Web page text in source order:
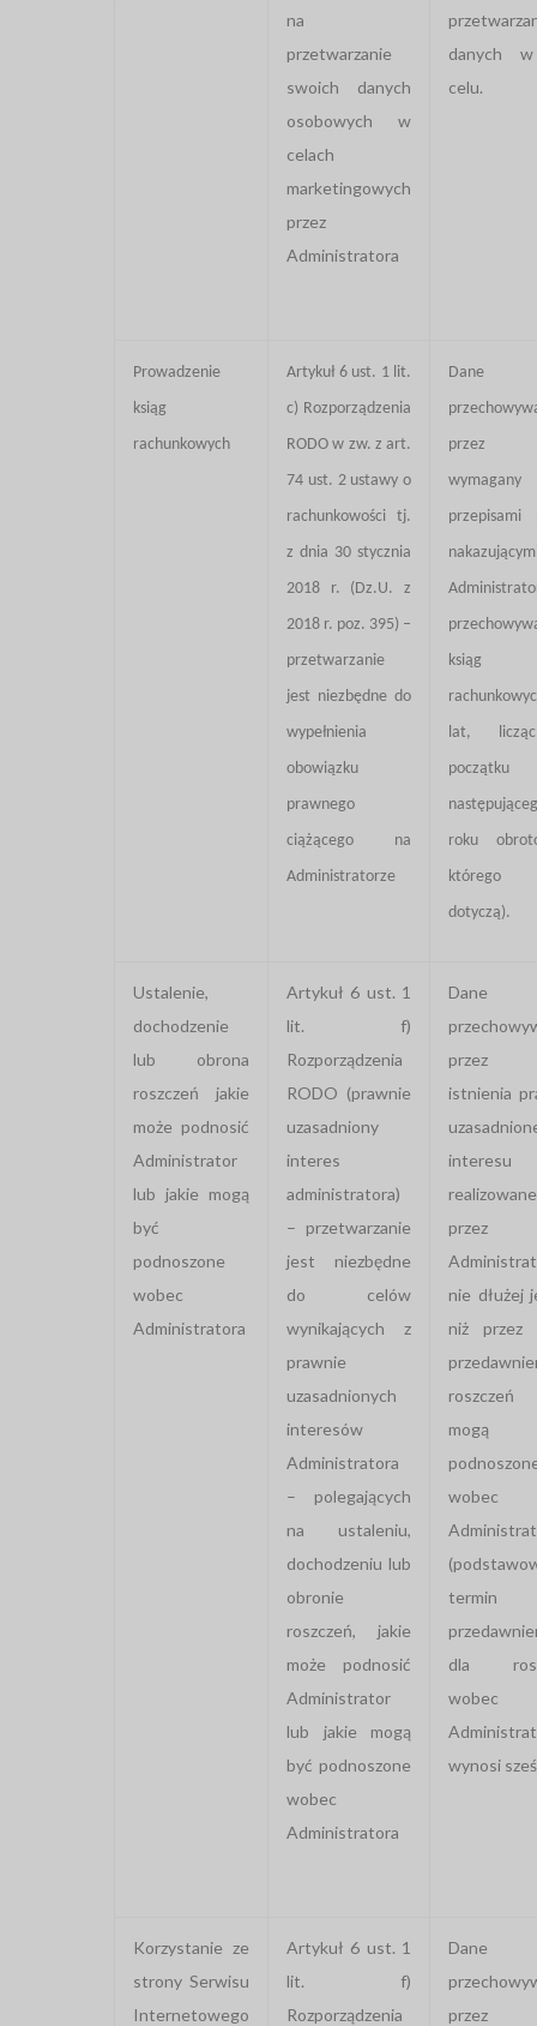
na
przetwarzanie
swoich danych
osobowych w
celach
marketingowych
przez
Administratora
danych
celu.
Prowadzenie
ksiąg
rachunkowych
Artykuł 6 ust. 1 lit.
c) Rozporządzenia
RODO w zw. z art.
74 ust. 2 ustawy o
rachunkowości tj.
z dnia 30 stycznia
2018 r. (Dz.U. z
2018 r. poz. 395) –
przetwarzanie
jest niezbędne do
wypełnienia
obowiązku
prawnego
ciążącego na
Administratorze
Dane
przez
wymagany
przepisami
ksiąg
lat,
początku
roku
którego
dotyczą).
Ustalenie,
dochodzenie
lub obrona
roszczeń jakie
może podnosić
Administrator
lub jakie mogą
być
podnoszone
wobec
Administratora
Artykuł 6 ust. 1
lit. f)
Rozporządzenia
RODO (prawnie
uzasadniony
interes
administratora)
– przetwarzanie
jest niezbędne
do celów
wynikających z
prawnie
uzasadnionych
interesów
Administratora
– polegających
na ustaleniu,
dochodzeniu lub
obronie
roszczeń, jakie
może podnosić
Administrator
lub jakie mogą
być podnoszone
wobec
Administratora
Dane
przez
istnienia
interesu
przez
nie dłużej
niż przez
roszczeń
mogą
wobec
termin
dla
wobec
wynosi
Korzystanie ze
strony Serwisu
Internetowego
Artykuł 6 ust. 1
lit. f)
Rozporządzenia
Dane
przez